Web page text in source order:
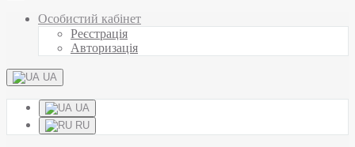
Особистий кабінет
Реєстрація
Авторизація
UA
UA
RU